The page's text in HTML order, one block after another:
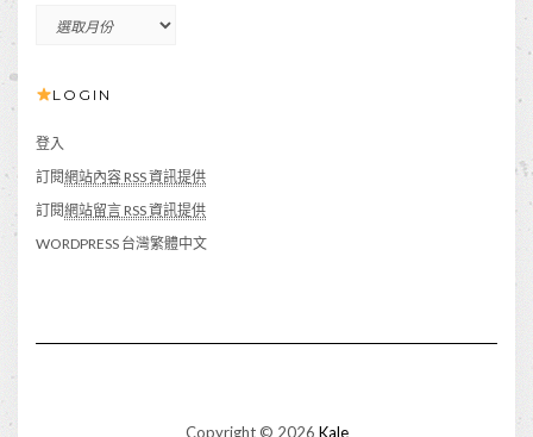
間
擇
LOGIN
登入
訂閱網站內容 RSS 資訊提供
訂閱網站留言 RSS 資訊提供
WORDPRESS 台灣繁體中文
Copyright © 2026 Kale